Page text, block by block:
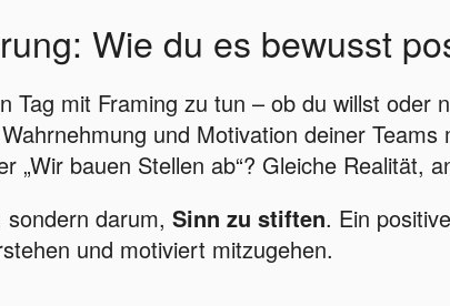
Wie du es bewusst
Tag mit Framing zu tun – ob du willst oder
und Motivation deiner Teams
„Wir bauen Stellen ab“? Gleiche Realität,
darum, Sinn zu stiften. Ein
und motiviert mitzugehen.